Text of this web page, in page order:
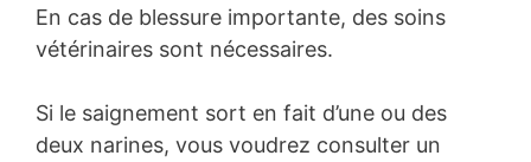
En cas de blessure importante, des soins
vétérinaires sont nécessaires.
Si le saignement sort en fait d’une ou des
deux narines, vous voudrez consulter un